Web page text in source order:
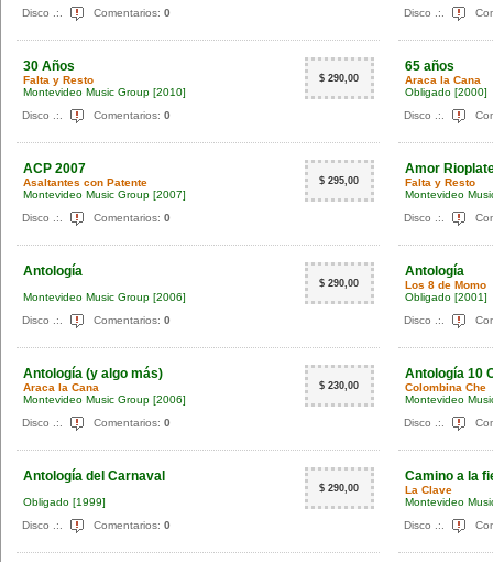
Disco .:. Comentarios: 0
Disco .:.
30 Años
Falta y Resto
Montevideo Music Group [2010]
$ 290,00
Disco .:. Comentarios: 0
65 años
Araca la Cana
Obligado [2000]
Disco .:.
ACP 2007
Asaltantes con Patente
Montevideo Music Group [2007]
$ 295,00
Disco .:. Comentarios: 0
Amor
Falta y Resto
Montevideo
Disco .:.
Antología
Montevideo Music Group [2006]
$ 290,00
Disco .:. Comentarios: 0
Antología
Los 8 de Momo
Obligado [2001]
Disco .:.
Antología (y algo más)
Araca la Cana
Montevideo Music Group [2006]
$ 230,00
Disco .:. Comentarios: 0
Antología 10
Colombina Che
Montevideo
Disco .:.
Antología del Carnaval
Obligado [1999]
$ 290,00
Disco .:. Comentarios: 0
Camino a la
La Clave
Montevideo
Disco .:.